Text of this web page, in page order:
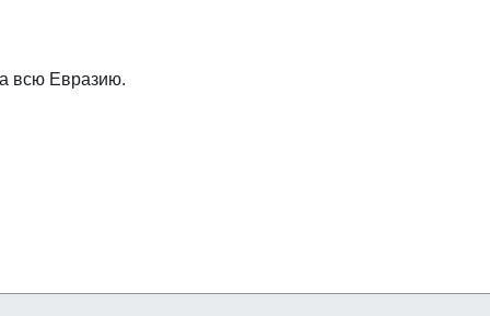
всю Евразию.